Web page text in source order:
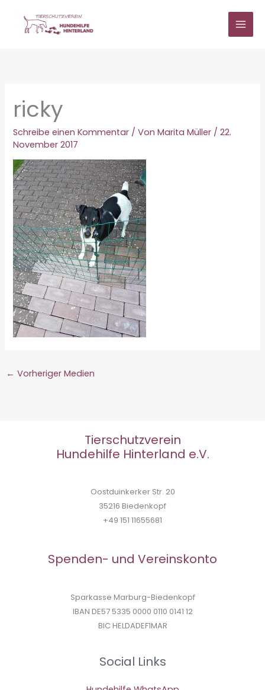
springen
ricky
Schreibe einen Kommentar / VonMarita Müller /22.
November 2017
← Vorheriger Medien
Tierschutzverein
Hundehilfe Hinterland e.V.
Oostduinkerker Str. 20
35216 Biedenkopf
+49 151 11655681
Spenden- und Vereinskonto
Sparkasse Marburg-Biedenkopf
IBAN DE57 5335 0000 0110 0141 12
BIC HELDADEF1MAR
Social Links